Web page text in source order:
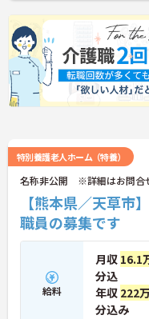
特別養護老人ホーム（特養）
名称非公開 ※詳細はお問合
【熊本県／天草市
職員の募集です
給料
月収 16.1
分込
年収 222
分込み